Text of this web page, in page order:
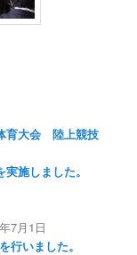
育大会 陸上競技
施しました。
7月1日
行いました。